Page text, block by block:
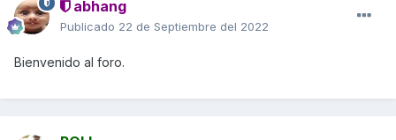
abhang
Publicado 22 de Septiembre del 2022
Bienvenido al foro.